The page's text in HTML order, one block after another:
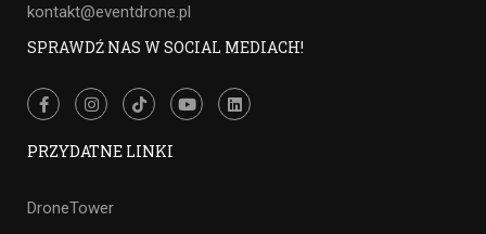
kontakt@eventdrone.pl
SPRAWDŹ NAS W SOCIAL MEDIACH!
PRZYDATNE LINKI
DroneTower